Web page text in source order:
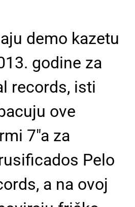
demo kazetu
godine za
records, isti
ove
7"a za
Pelo
a na ovoj